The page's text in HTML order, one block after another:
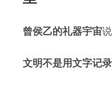
曾侯乙的礼器宇宙
文明不是用文字记